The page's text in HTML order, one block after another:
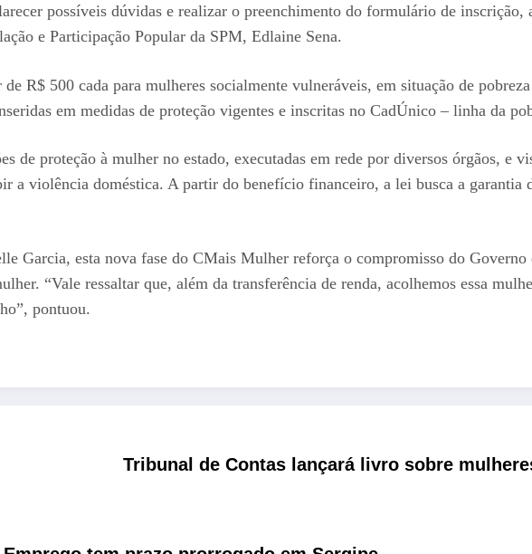
possíveis dúvidas e realizar o preenchimento do formulário de
e Participação Popular da SPM, Edlaine Sena.
R$ 500 cada para mulheres socialmente vulneráveis, em situação de
em medidas de proteção vigentes e inscritas no CadÚnico – linha da
de proteção à mulher no estado, executadas em rede por diversos órgãos, e
a violência doméstica. A partir do benefício financeiro, a lei busca a garantia
Garcia, esta nova fase do CMais Mulher reforça o compromisso do
“Vale ressaltar que, além da transferência de renda, acolhemos essa
pontuou.
Tribunal de Contas lançará livro sobre